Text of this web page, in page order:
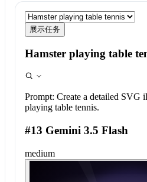
展示任务
Hamster playing table
Prompt: Create a detailed SVG
playing table tennis.
#13 Gemini 3.5 Flash
medium